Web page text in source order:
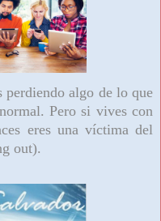
perdiendo algo de lo que
Pero si vives con
eres una víctima del
out).